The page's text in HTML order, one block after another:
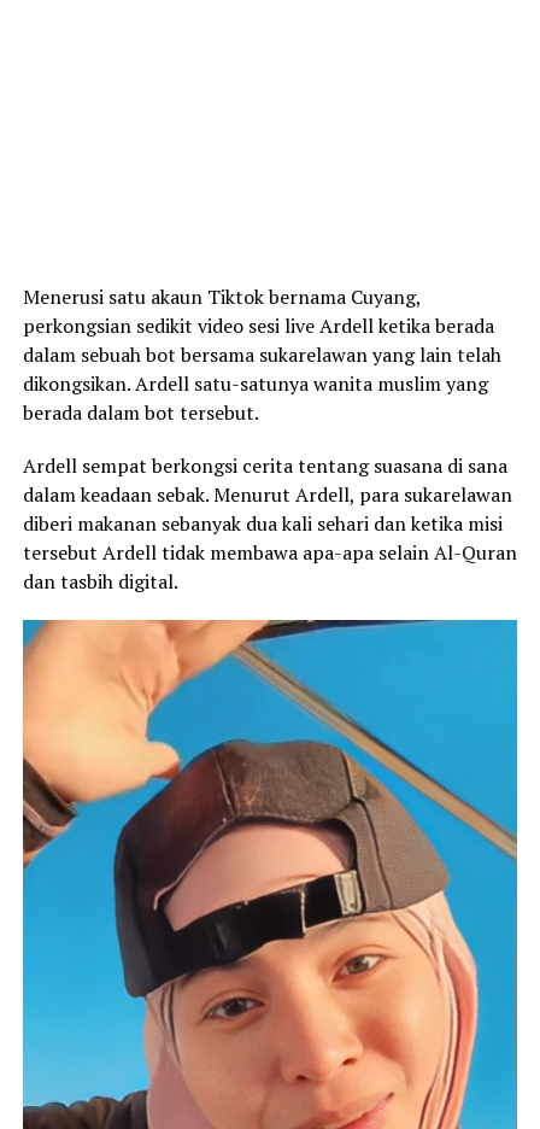
Menerusi satu akaun Tiktok bernama Cuyang,
perkongsian sedikit video sesi live Ardell ketika berada
dalam sebuah bot bersama sukarelawan yang lain telah
dikongsikan. Ardell satu-satunya wanita muslim yang
berada dalam bot tersebut.
Ardell sempat berkongsi cerita tentang suasana di sana
dalam keadaan sebak. Menurut Ardell, para sukarelawan
diberi makanan sebanyak dua kali sehari dan ketika misi
tersebut Ardell tidak membawa apa-apa selain Al-Quran
dan tasbih digital.